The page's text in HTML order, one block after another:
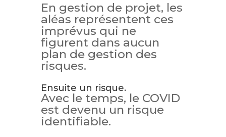
En gestion de projet, les
aléas représentent ces
imprévus qui ne
figurent dans aucun
plan de gestion des
risques.
Ensuite un risque.
Avec le temps, le COVID
est devenu un risque
identifiable.